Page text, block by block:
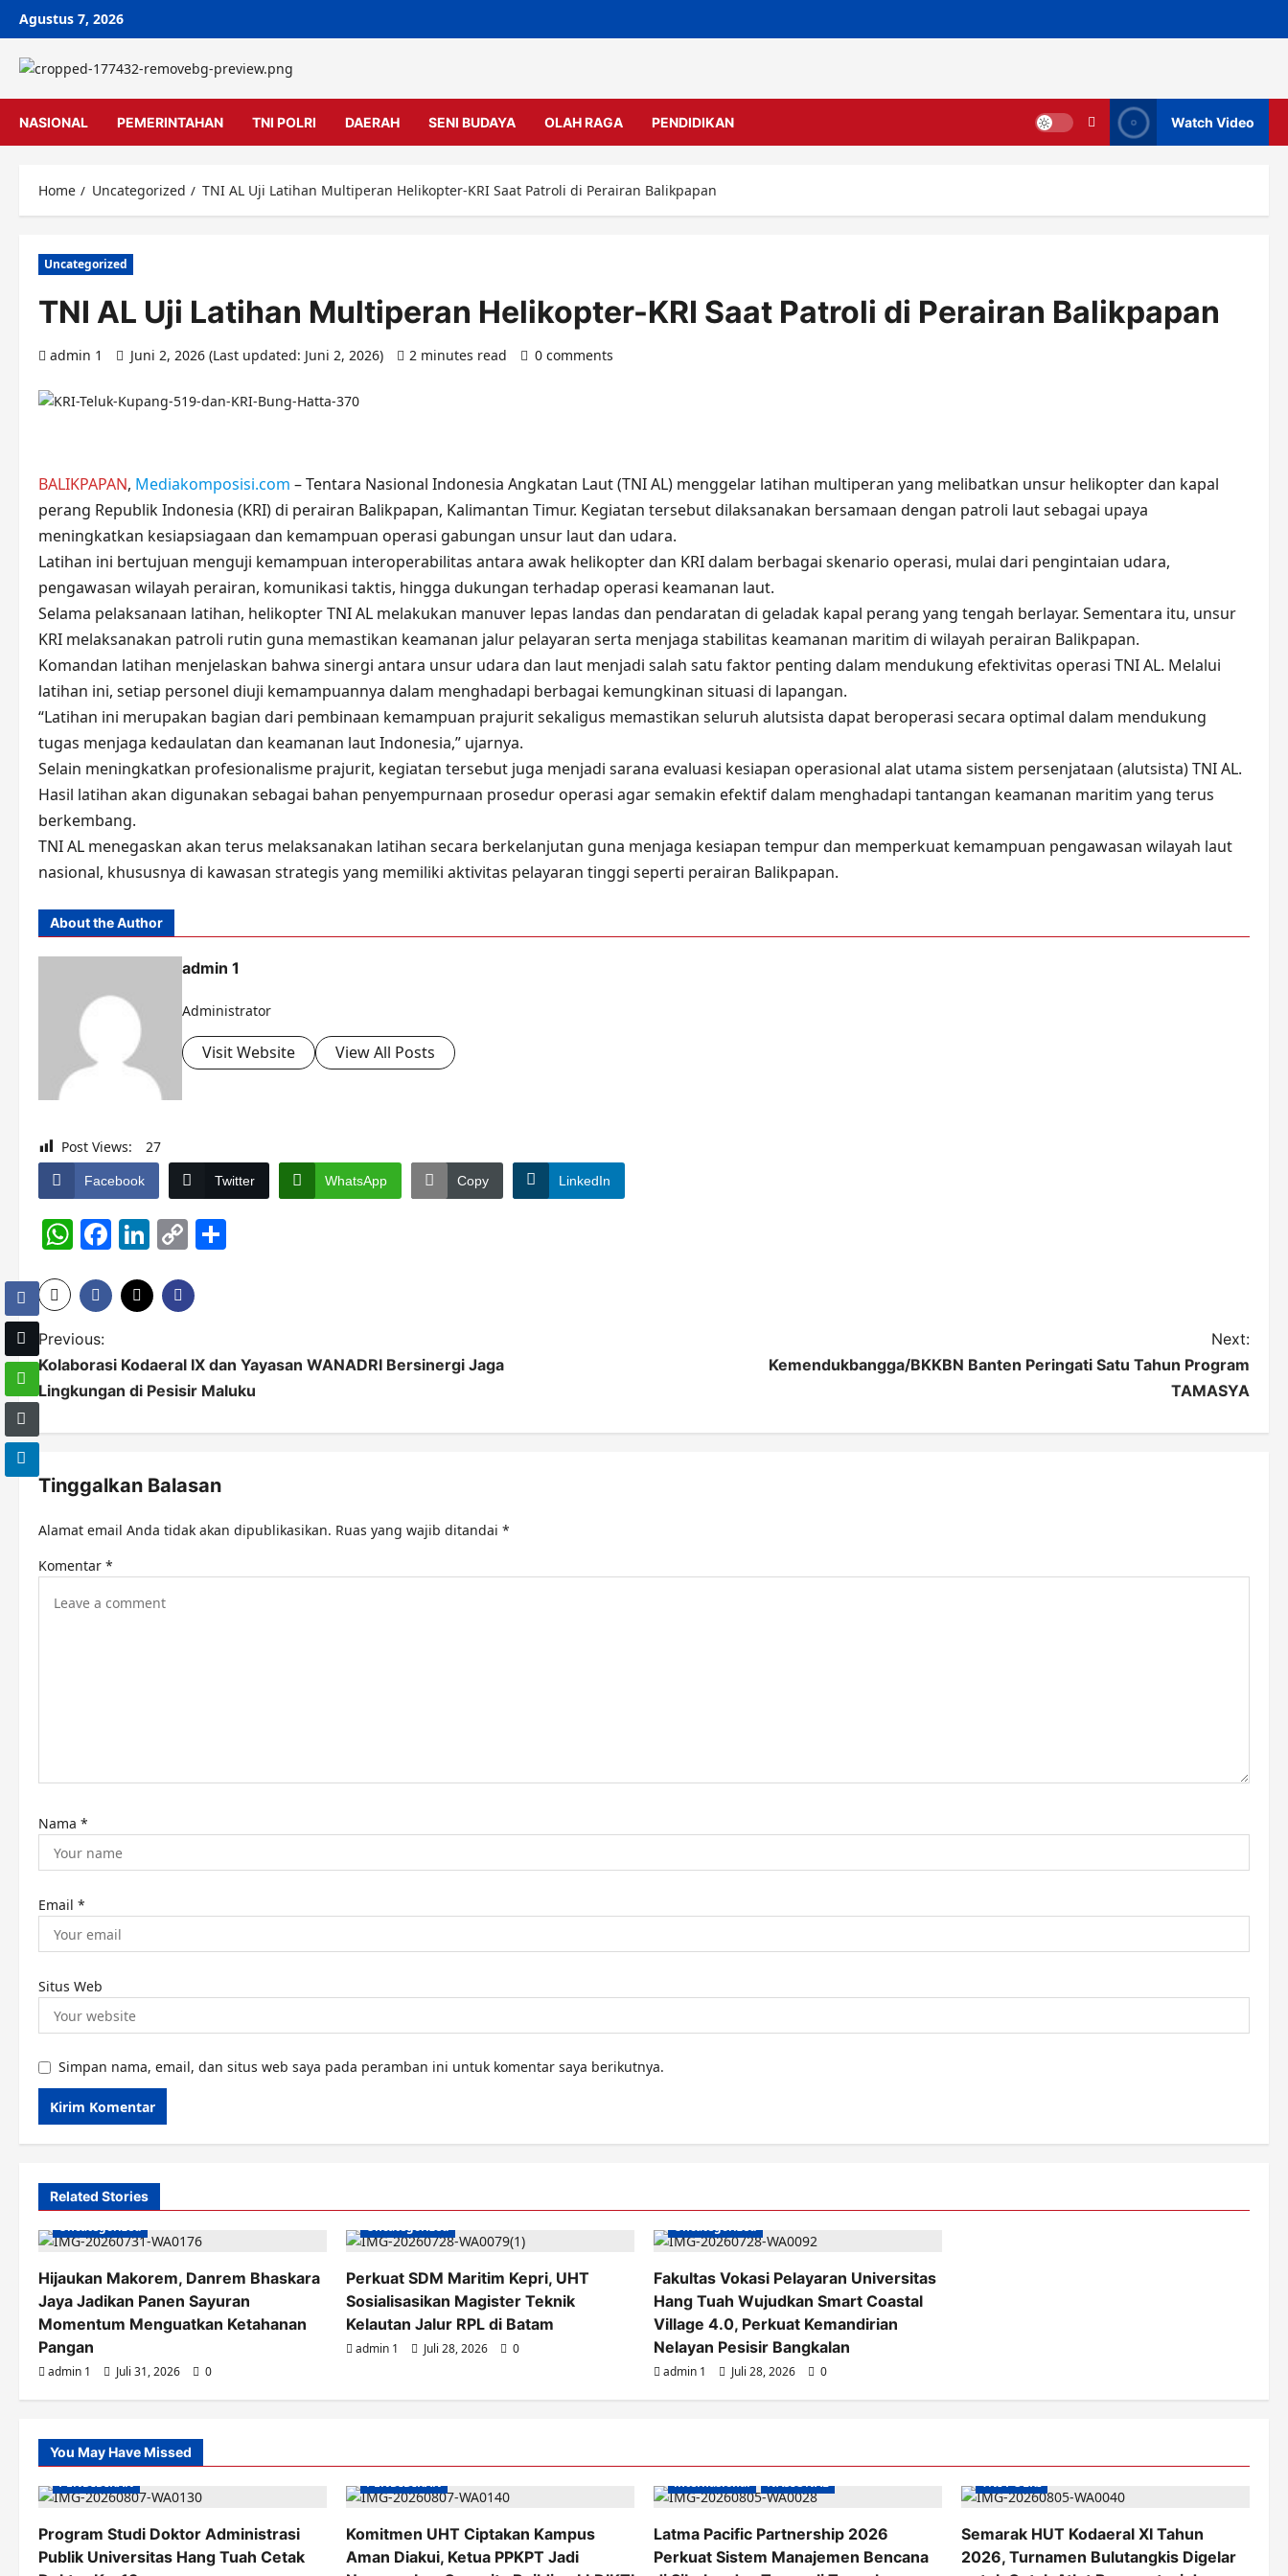
Skip
content
Agustus 7, 2026
NASIONAL PEMERINTAHAN TNI POLRI DAERAH SENI BUDAYA OLAH RAGA PENDIDIKAN Watch Video
Home Uncategorized TNI AL Uji Latihan Multiperan Helikopter-KRI Saat Patroli di Perairan Balikpapan
Uncategorized
TNI AL Uji Latihan Multiperan Helikopter-KRI Saat Patroli di Perairan Balikpapan
admin 1 Juni 2, 2026 (Last updated: Juni 2, 2026) 2 minutes read 0 comments
BALIKPAPAN, Mediakomposisi.com – Tentara Nasional Indonesia Angkatan Laut (TNI AL) menggelar latihan multiperan yang melibatkan unsur helikopter dan kapal
perang Republik Indonesia (KRI) di perairan Balikpapan, Kalimantan Timur. Kegiatan tersebut dilaksanakan bersamaan dengan patroli laut sebagai upaya
meningkatkan kesiapsiagaan dan kemampuan operasi gabungan unsur laut dan udara.
Latihan ini bertujuan menguji kemampuan interoperabilitas antara awak helikopter dan KRI dalam berbagai skenario operasi, mulai dari pengintaian udara,
pengawasan wilayah perairan, komunikasi taktis, hingga dukungan terhadap operasi keamanan laut.
Selama pelaksanaan latihan, helikopter TNI AL melakukan manuver lepas landas dan pendaratan di geladak kapal perang yang tengah berlayar. Sementara itu, unsur
KRI melaksanakan patroli rutin guna memastikan keamanan jalur pelayaran serta menjaga stabilitas keamanan maritim di wilayah perairan Balikpapan.
Komandan latihan menjelaskan bahwa sinergi antara unsur udara dan laut menjadi salah satu faktor penting dalam mendukung efektivitas operasi TNI AL. Melalui
latihan ini, setiap personel diuji kemampuannya dalam menghadapi berbagai kemungkinan situasi di lapangan.
“Latihan ini merupakan bagian dari pembinaan kemampuan prajurit sekaligus memastikan seluruh alutsista dapat beroperasi secara optimal dalam mendukung
tugas menjaga kedaulatan dan keamanan laut Indonesia,” ujarnya.
Selain meningkatkan profesionalisme prajurit, kegiatan tersebut juga menjadi sarana evaluasi kesiapan operasional alat utama sistem persenjataan (alutsista) TNI AL.
Hasil latihan akan digunakan sebagai bahan penyempurnaan prosedur operasi agar semakin efektif dalam menghadapi tantangan keamanan maritim yang terus
berkembang.
TNI AL menegaskan akan terus melaksanakan latihan secara berkelanjutan guna menjaga kesiapan tempur dan memperkuat kemampuan pengawasan wilayah laut
nasional, khususnya di kawasan strategis yang memiliki aktivitas pelayaran tinggi seperti perairan Balikpapan.
About the Author
admin 1
Administrator
Visit Website View All Posts
Post Views: 27
Facebook Twitter WhatsApp Copy LinkedIn
WhatsApp
Facebook
LinkedIn
Copy
P
o
s
t
n
i
n
Previous:
Kolaborasi Kodaeral IX dan Yayasan WANADRI Bersinergi Jaga
Lingkungan di Pesisir Maluku
Next:
Kemendukbangga/BKKBN Banten Peringati Satu Tahun Program
TAMASYA
Tinggalkan Balasan
Alamat email Anda tidak akan dipublikasikan. Ruas yang wajib ditandai *
Komentar *
Nama *
Email *
Situs Web
Simpan nama, email, dan situs web saya pada peramban ini untuk komentar saya berikutnya.
Related Stories
Uncategorized
Hijaukan Makorem, Danrem Bhaskara
Jaya Jadikan Panen Sayuran
Momentum Menguatkan Ketahanan
Pangan
admin 1 Juli 31, 2026 0
Uncategorized
Perkuat SDM Maritim Kepri, UHT
Sosialisasikan Magister Teknik
Kelautan Jalur RPL di Batam
admin 1 Juli 28, 2026 0
Uncategorized
Fakultas Vokasi Pelayaran Universitas
Hang Tuah Wujudkan Smart Coastal
Village 4.0, Perkuat Kemandirian
Nelayan Pesisir Bangkalan
admin 1 Juli 28, 2026 0
You May Have Missed
PENDIDIKAN
Program Studi Doktor Administrasi
Publik Universitas Hang Tuah Cetak
PENDIDIKAN
Komitmen UHT Ciptakan Kampus
Aman Diakui, Ketua PPKPT Jadi
internasional NASIONAL
Latma Pacific Partnership 2026
Perkuat Sistem Manajemen Bencana
TNI POLRI
Semarak HUT Kodaeral XI Tahun
2026, Turnamen Bulutangkis Digelar